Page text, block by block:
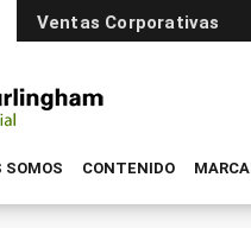
Ventas Corporativas
SOMOS CONTENIDO